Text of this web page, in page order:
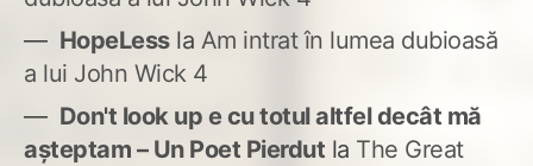
HopeLessla Am intrat în lumea dubioasă
a lui John Wick 4
Don't look up e cu totul altfel decât mă
așteptam – Un Poet Pierdut la The Great